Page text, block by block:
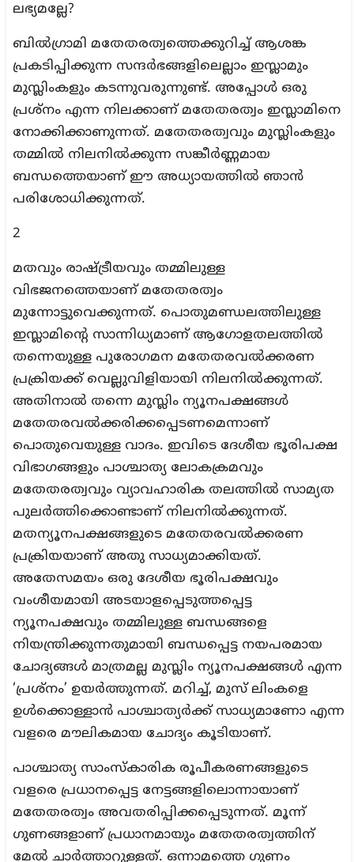
ലഭ്യമല്ലേ?
ബില്‍ഗ്രാമി മതേതരത്വത്തെക്കുറിച്ച് ആശങ്ക
പ്രകടിപ്പിക്കുന്ന സന്ദര്‍ഭങ്ങളിലെല്ലാം ഇസ്ലാമും
മുസ്ലിംകളും കടന്നുവരുന്നുണ്ട്. അപ്പോള്‍ ഒരു
പ്രശ്നം എന്ന നിലക്കാണ് മതേതരത്വം ഇസ്ലാമിനെ
നോക്കിക്കാണുന്നത്. മതേതരത്വവും മുസ്ലിംകളും
തമ്മില്‍ നിലനില്‍ക്കുന്ന സങ്കീര്‍ണ്ണമായ
ബന്ധത്തെയാണ് ഈ അധ്യായത്തില്‍ ഞാന്‍
പരിശോധിക്കുന്നത്.
2
മതവും രാഷ്ട്രീയവും തമ്മിലുള്ള
വിഭജനത്തെയാണ് മതേതരത്വം
മുന്നോട്ടുവെക്കുന്നത്. പൊതുമണ്ഡലത്തിലുള്ള
ഇസ്ലാമിന്റെ സാന്നിധ്യമാണ് ആഗോളതലത്തില്‍
തന്നെയുള്ള പുരോഗമന മതേതരവല്‍ക്കരണ
പ്രക്രിയക്ക് വെല്ലുവിളിയായി നിലനില്‍ക്കുന്നത്.
അതിനാല്‍ തന്നെ മുസ്ലിം ന്യൂനപക്ഷങ്ങള്‍
മതേതരവല്‍ക്കരിക്കപ്പെടണമെന്നാണ്
പൊതുവെയുള്ള വാദം. ഇവിടെ ദേശീയ ഭൂരിപക്ഷ
വിഭാഗങ്ങളും പാശ്ചാത്യ ലോകക്രമവും
മതേതരത്വവും വ്യാവഹാരിക തലത്തില്‍ സാമ്യത
പുലര്‍ത്തിക്കൊണ്ടാണ് നിലനില്‍ക്കുന്നത്.
മതന്യൂനപക്ഷങ്ങളുടെ മതേതരവല്‍ക്കരണ
പ്രക്രിയയാണ് അതു സാധ്യമാക്കിയത്.
അതേസമയം ഒരു ദേശീയ ഭൂരിപക്ഷവും
വംശീയമായി അടയാളപ്പെടുത്തപ്പെട്ട
ന്യൂനപക്ഷവും തമ്മിലുള്ള ബന്ധങ്ങളെ
നിയന്ത്രിക്കുന്നതുമായി ബന്ധപ്പെട്ട നയപരമായ
ചോദ്യങ്ങള്‍ മാത്രമല്ല മുസ്ലിം ന്യൂനപക്ഷങ്ങള്‍ എന്ന
‘പ്രശ്നം’ ഉയര്‍ത്തുന്നത്. മറിച്ച്, മുസ് ലിംകളെ
ഉള്‍ക്കൊള്ളാന്‍ പാശ്ചാത്യര്‍ക്ക് സാധ്യമാണോ എന്ന
വളരെ മൗലികമായ ചോദ്യം കൂടിയാണ്.
പാശ്ചാത്യ സാംസ്‌കാരിക രൂപീകരണങ്ങളുടെ
വളരെ പ്രധാനപ്പെട്ട നേട്ടങ്ങളിലൊന്നായാണ്
മതേതരത്വം അവതരിപ്പിക്കപ്പെടുന്നത്. മൂന്ന്
ഗുണങ്ങളാണ് പ്രധാനമായും മതേതരത്വത്തിന്
മേല്‍ ചാര്‍ത്താറുള്ളത്. ഒന്നാമത്തെ ഗുണം